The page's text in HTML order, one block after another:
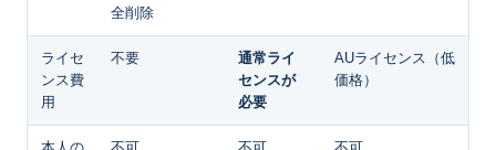
全削除
ライセ
ンス費
用
不要
通常ライ
センスが
必要
AUライセンス（低
価格）